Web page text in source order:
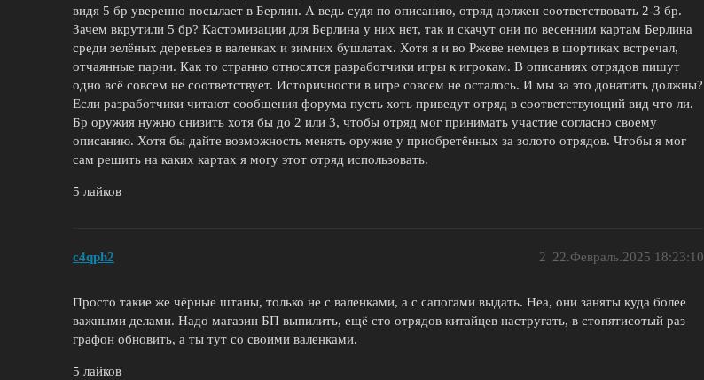
видя 5 бр уверенно посылает в Берлин. А ведь судя по описанию, отряд должен соответствовать 2-3 бр.
Зачем вкрутили 5 бр? Кастомизации для Берлина у них нет, так и скачут они по весенним картам Берлина
среди зелёных деревьев в валенках и зимних бушлатах. Хотя я и во Ржеве немцев в шортиках встречал,
отчаянные парни. Как то странно относятся разработчики игры к игрокам. В описаниях отрядов пишут
одно всё совсем не соответствует. Историчности в игре совсем не осталось. И мы за это донатить должны?
Если разработчики читают сообщения форума пусть хоть приведут отряд в соответствующий вид что ли.
Бр оружия нужно снизить хотя бы до 2 или 3, чтобы отряд мог принимать участие согласно своему
описанию. Хотя бы дайте возможность менять оружие у приобретённых за золото отрядов. Чтобы я мог
сам решить на каких картах я могу этот отряд использовать.
5 лайков
c4qph2 22.Февраль.2025 18:23:10
2
Просто такие же чёрные штаны, только не с валенками, а с сапогами выдать. Неа, они заняты куда более
важными делами. Надо магазин БП выпилить, ещё сто отрядов китайцев настругать, в стопятисотый раз
графон обновить, а ты тут со своими валенками.
5 лайков